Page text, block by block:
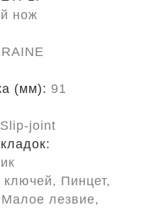
нож
(мм): 91
Slip-joint
Пинцет,
лезвие,